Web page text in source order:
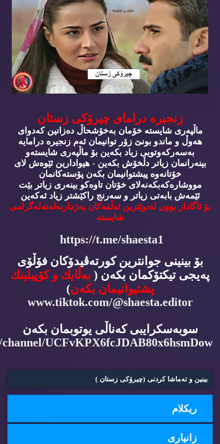
زنجیره‌ درامای چیرۆكی زستان
ماڵپه‌ری شایسته‌ خۆمان به‌خۆشحاڵ ده‌زانین كه‌دوای
هه‌وڵ و ماندو بونێ زۆر توانیمان ئه‌م زنجیره‌ درامایه‌
به‌سه‌ركه‌وتویی زیاد بكه‌ین بۆ ماڵپه‌ری شایسته‌و
بینه‌رانمان زیاتر دڵخۆش بكه‌ین - هیوادارین ئێوه‌ش لای
خۆتانه‌وه‌ پیشتوانیمان بكه‌ن پۆسته‌كانمان
مووشاره‌كه‌بكه‌نه‌لای خۆتان تاوه‌كو بینه‌ری زیاتر بێت
ئێمه‌ش بابه‌تی زیاتر و سه‌رنج راكێشتر زیاد ئه‌كه‌ین
بۆ ئاگادار بوون له‌نوێترین ئه‌ڵقه‌كان به‌ژداربه‌له‌ته‌له‌گرامی
شایسته‌
https://t.me/shaesta1
بۆ بینینی جوانترین كورته‌ڤیدۆكان فۆڵۆی
په‌یجی تیكتۆكمان بكه‌ن ( به‌ڵایك و كۆپیلینك
پشتیوانیمان بكه‌ن)
www.tiktok.com/@shaesta.editor
سوبه‌سكرایبی كه‌ناڵی یوتوبمان بكه‌ن
UCFvKPX6fcJDAB80x6hsmDow
بینین و ته‌ماشا كردنی (چیرۆكی زستان )
ریكلام
زانیاری